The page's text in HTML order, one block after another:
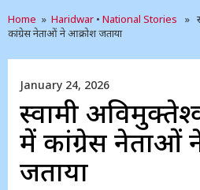
Home » Haridwar • National Stories »
कांग्रेस नेताओं ने आक्रोश जताया
January 24, 2026
स्वामी
में कांग्रेस नेताओं
जताया